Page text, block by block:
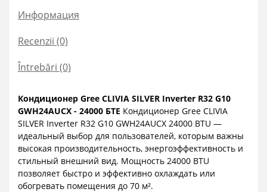
Информация
Recenzii (0)
Întrebări (0)
Кондиционер Gree CLIVIA SILVER Inverter R32 G10
GWH24AUCX - 24000 БТЕ Кондиционер Gree CLIVIA
SILVER Inverter R32 G10 GWH24AUCX 24000 BTU —
идеальный выбор для пользователей, которым важны
высокая производительность, энергоэффективность и
стильный внешний вид. Мощность 24000 BTU
позволяет быстро и эффективно охлаждать или
обогревать помещения до 70 м².